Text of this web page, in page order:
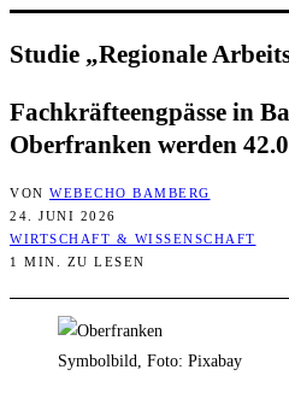
Stu­die „Regio­na­le
Fach­kräf­te­eng­päs­se in
Ober­fran­ken wer­den
VON WEBECHO BAMBERG
24. JUNI 2026
WIRTSCHAFT & WISSENSCHAFT
1 MIN. ZU LESEN
Symbolbild, Foto: Pixabay